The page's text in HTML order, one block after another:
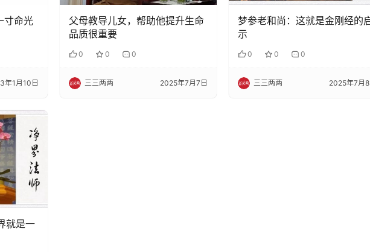
寸命光
年1月10日
父母教导儿女，帮助他提升生命
品质很重要
0 0 0
三三两两 2025年7月7日
梦参老和尚：这就是金刚经的
示
0 0 0
三三两两 2025年7月
就是一